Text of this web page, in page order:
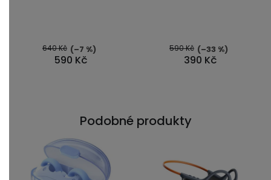
5
hvězdiček.
590 Kč
640 Kč (–7 %)
390 Kč
590 Kč (–33 %)
Podobné produkty